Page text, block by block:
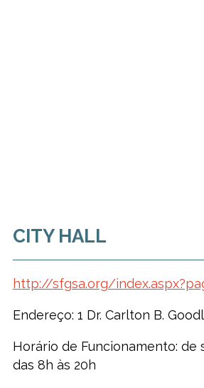
CITY HALL
http://sfgsa.org/
Endereço: 1 Dr. Carlton B.
Horário de Funcionamento: de
das 8h às 20h